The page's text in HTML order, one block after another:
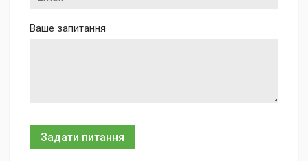
Ваше запитання
Задати питання